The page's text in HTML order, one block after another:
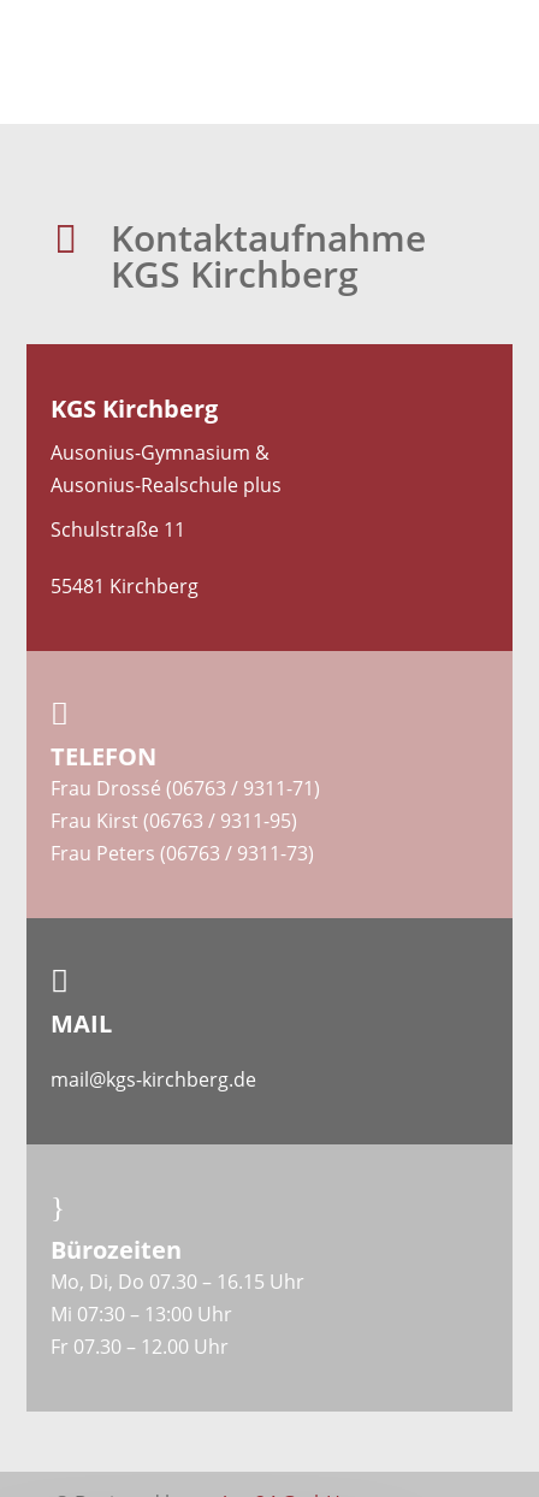
 Kontaktaufnahme
KGS Kirchberg
KGS Kirchberg
Ausonius-Gymnasium &
Ausonius-Realschule plus
Schulstraße 11
55481 Kirchberg

TELEFON
Frau Drossé (06763 / 9311-71)
Frau Kirst (06763 / 9311-95)
Frau Peters (06763 / 9311-73)

MAIL
mail@kgs-kirchberg.de
}
Bürozeiten
Mo, Di, Do 07.30 – 16.15 Uhr
Mi 07:30 – 13:00 Uhr
Fr 07.30 – 12.00 Uhr